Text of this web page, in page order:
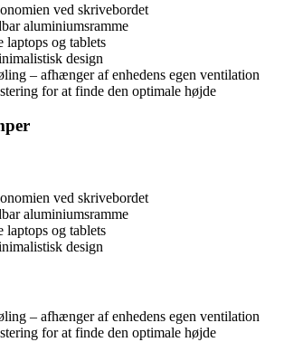
ved skrivebordet
aluminiumsramme
laptops og tablets
design
– afhænger af enhedens egen ventilation
for at finde den optimale højde
ved skrivebordet
aluminiumsramme
laptops og tablets
design
– afhænger af enhedens egen ventilation
for at finde den optimale højde